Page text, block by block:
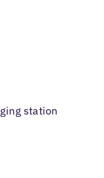
station